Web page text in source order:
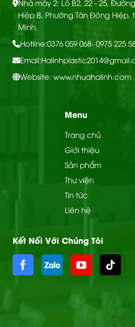
Nhà máy 2: Lô B2, 22 - 25,
Hiệp B, Phường Tân Đông Hiệp,
Minh.
Hotline:0376 059 068- 0975 225
Email:
Website: www.nhuahalinh.com
Menu
Trang chủ
Giới thiệu
Sản phẩm
Thư viện
Tin tức
Liên hệ
Kết Nối Với Chúng Tôi